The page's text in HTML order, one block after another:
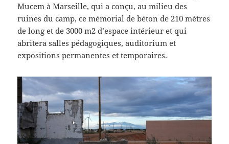
Mucem à Marseille, qui a conçu, au milieu des
ruines du camp, ce mémorial de béton de 210 mètres
de long et de 3000 m2 d’espace intérieur et qui
abritera salles pédagogiques, auditorium et
expositions permanentes et temporaires.